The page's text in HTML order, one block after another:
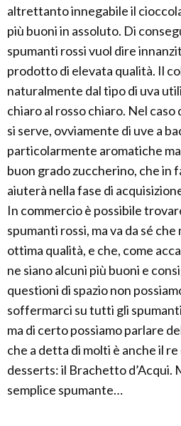
altrettanto innegabile il
più buoni in assoluto. Di
spumanti rossi vuol dire
prodotto di elevata qualità. Il
naturalmente dal tipo di uva
chiaro al rosso chiaro. Nel caso
si serve, ovviamente di uve a
particolarmente aromatiche
buon grado zuccherino, che in
aiuterà nella fase di
In commercio è possibile
spumanti rossi, ma va da sé
ottima qualità, e che, come
ne siano alcuni più buoni e
questioni di spazio non
soffermarci su tutti gli
ma di certo possiamo parlare
che a detta di molti è anche il
desserts: il Brachetto d’Acqui.
semplice spumante…